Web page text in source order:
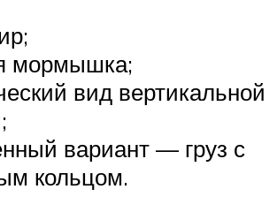
мормышка;
вид вертикальной
вариант — груз с
кольцом.